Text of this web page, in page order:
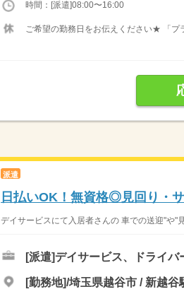
時間：[派遣]08:00〜16:00
ご希望の勤務日をお伝えください★ 「プ
派遣
日払いOK！無資格◎見回り・
デイサービスにて入居者さんの 車での送迎"や"
[派遣]デイサービス、ドライ
[勤務地]/埼玉県越谷市 / 新越谷